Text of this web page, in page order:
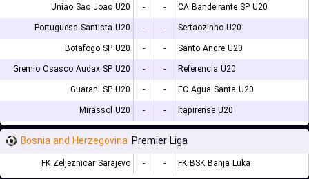
Uniao Sao Joao U20 - -
CA Bandeirante SP U20
Portuguesa Santista U20
- -
Sertaozinho U20
Botafogo SP U20
- -
Santo Andre U20
Gremio Osasco Audax SP U20
- -
Referencia U20
Guarani SP U20
- -
EC Agua Santa U20
Mirassol U20
- - Itapirense U20
Bosnia and Herzegovina Premier Liga
FK Zeljeznicar Sarajevo - - FK BSK Banja Luka